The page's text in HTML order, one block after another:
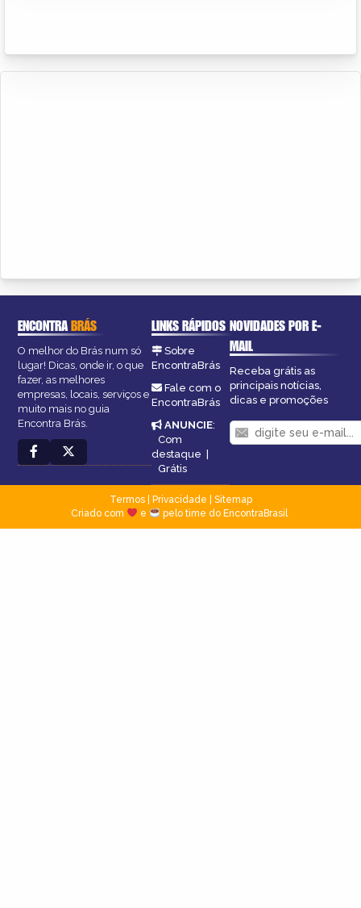
ENCONTRABRÁS
O melhor do Brás num só
lugar! Dicas, onde ir, o que
fazer, as melhores
empresas, locais, serviços e
muito mais no guia
Encontra Brás.
LINKS RÁPIDOS
Sobre
EncontraBrás
Fale com o
EncontraBrás
ANUNCIE:
Com
destaque |
Grátis
NOVIDADES POR E-
MAIL
Receba grátis as
principais notícias,
dicas e promoções
Termos| Privacidade
Sitemap
Criado com
e pelo time do EncontraBrasil